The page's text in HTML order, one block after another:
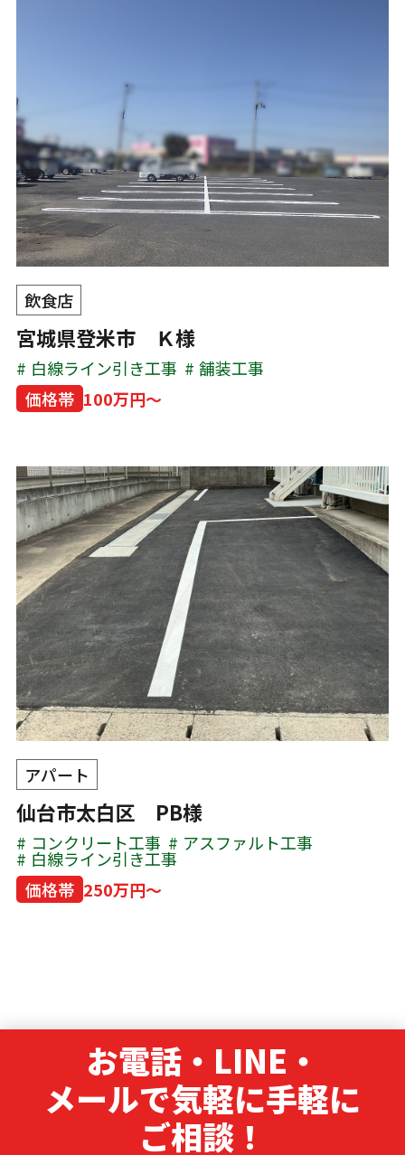
飲食店
宮城県登米市 Ｋ様
白線ライン引き工事
舗装工事
価格帯 100万円～
アパート
仙台市太白区 PB様
コンクリート工事 アスファルト工事
白線ライン引き工事
価格帯 250万円～
お電話・LINE・
メールで気軽に手軽に
ご相談！